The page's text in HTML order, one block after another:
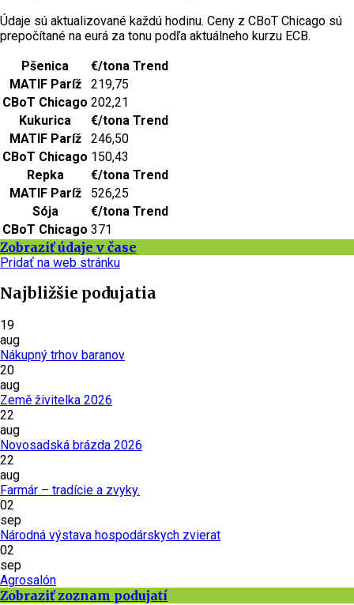
Údaje sú aktualizované každú hodinu. Ceny z CBoT Chicago sú
prepočítané na eurá za tonu podľa aktuálneho kurzu ECB.
Pšenica
€/tona Trend
MATIF Paríž
219,75
CBoT Chicago 202,21
Kukurica
€/tona Trend
MATIF Paríž
246,50
CBoT Chicago 150,43
Repka
€/tona Trend
MATIF Paríž
526,25
Sója
€/tona Trend
CBoT Chicago 371
Zobraziť údaje v čase
Pridať na web stránku
Najbližšie podujatia
19
aug
Nákupný trhov baranov
20
aug
Země živitelka 2026
22
aug
Novosadská brázda 2026
22
aug
Farmár – tradície a zvyky.
02
sep
Národná výstava hospodárskych zvierat
02
sep
Agrosalón
Zobraziť zoznam podujatí